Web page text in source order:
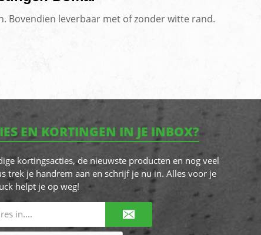
Bovendien leverbaar met of zonder witte rand.
EN KORTINGEN IN JE INBOX?
kortingsacties, de nieuwste producten en nog veel
trek je handrem aan en schrijf je nu in. Alles voor je
helpt je op weg!
mailadres*